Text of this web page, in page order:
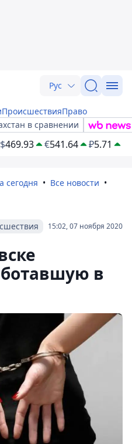
Рус
ПроисшествияПраво
в сравнении
$469.93 €541.64 ₽5.71
сегодня
Все новости
15:02, 07 ноября 2020
в